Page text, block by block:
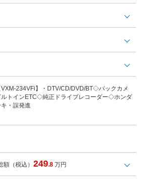
234VFi】・DTV/CD/DVD/BT◇バックカメ
トインETC◇純正ドライブレコーダー◇ホンダ
・誤発進
額（税込）249.8 万円